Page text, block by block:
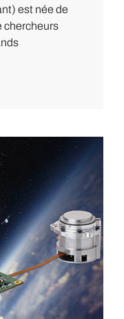
est née de
chercheurs